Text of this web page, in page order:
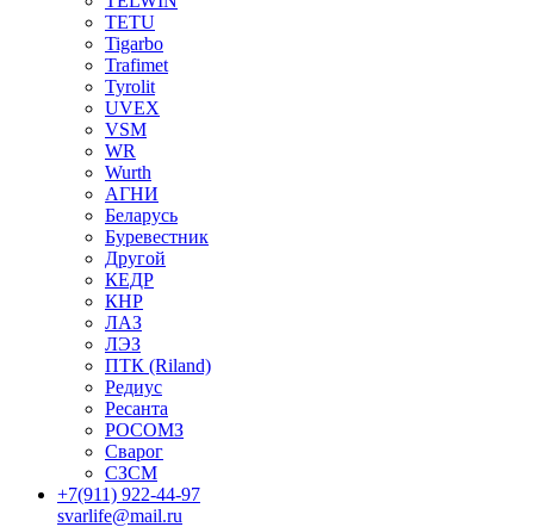
TETU
Tigarbo
Trafimet
Tyrolit
UVEX
VSM
WR
Wurth
АГНИ
Беларусь
Буревестник
Другой
КЕДР
КНР
ЛАЗ
ЛЭЗ
ПТК (Riland)
Редиус
Ресанта
РОСОМЗ
Сварог
СЗСМ
+7(911) 922-44-97
svarlife@mail.ru